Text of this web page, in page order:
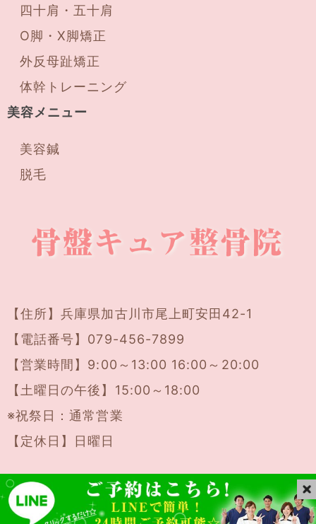
四十肩・五十肩
O脚・X脚矯正
外反母趾矯正
体幹トレーニング
美容メニュー
美容鍼
脱毛
【住所】兵庫県加古川市尾上町安田42-1
【電話番号】 079-456-7899
【営業時間】9:00～13:00 16:00～20:00
【土曜日の午後】15:00～18:00
※祝祭日：通常営業
【定休日】日曜日
Copyright(c)2017加古川市の骨盤キュア整骨院 All
Right Reserved.